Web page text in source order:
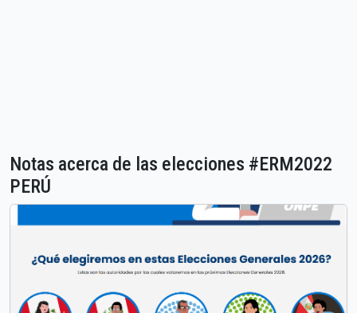
Notas acerca de las elecciones #ERM2022
PERÚ